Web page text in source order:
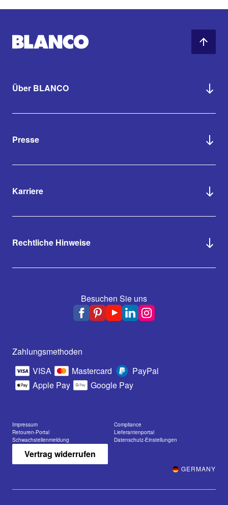
Über BLANCO
Presse
Karriere
Rechtliche Hinweise
Besuchen Sie uns
Zahlungsmethoden
VISA
Mastercard
PayPal
Apple Pay
Google Pay
Impressum
Compliance
Retouren-Portal
Lieferantenportal
Schwachstellenmeldung
Datenschutz-Einstellungen
Vertrag widerrufen
GERMANY